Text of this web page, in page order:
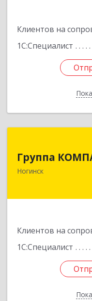
Клиентов на
1С:Специалист
Группа
Ногинск
Клиентов на
1С:Специалист
Ногинск г,